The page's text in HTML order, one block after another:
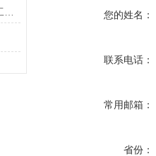
您的姓名：
联系电话：
常用邮箱：
省份：